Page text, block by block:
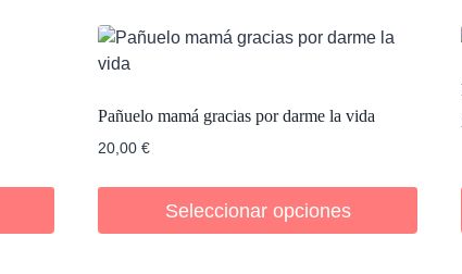
cantidad
Pañuelo mamá gracias por darme la vida
20,00 €
Seleccionar opciones